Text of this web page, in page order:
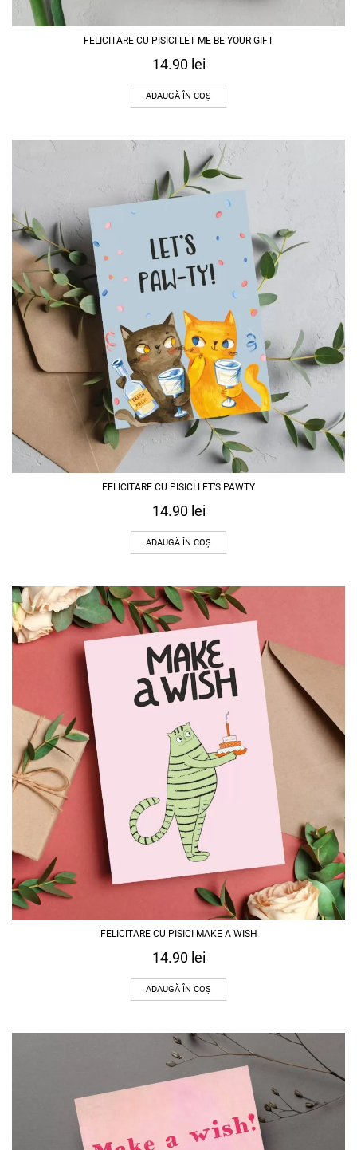
FELICITARE CU PISICI LET ME BE YOUR GIFT
14.90 lei
ADAUGĂ ÎN COȘ
FELICITARE CU PISICI LET’S PAWTY
14.90 lei
ADAUGĂ ÎN COȘ
FELICITARE CU PISICI MAKE A WISH
14.90 lei
ADAUGĂ ÎN COȘ